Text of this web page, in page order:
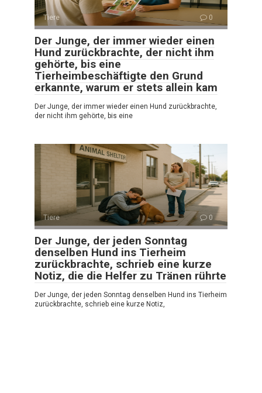
Tiere 0
Der Junge, der immer wieder einen
Hund zurückbrachte, der nicht ihm
gehörte, bis eine
Tierheimbeschäftigte den Grund
erkannte, warum er stets allein kam
Der Junge, der immer wieder einen Hund zurückbrachte,
der nicht ihm gehörte, bis eine
Tiere 0
Der Junge, der jeden Sonntag
denselben Hund ins Tierheim
zurückbrachte, schrieb eine kurze
Notiz, die die Helfer zu Tränen rührte
Der Junge, der jeden Sonntag denselben Hund ins Tierheim
zurückbrachte, schrieb eine kurze Notiz,